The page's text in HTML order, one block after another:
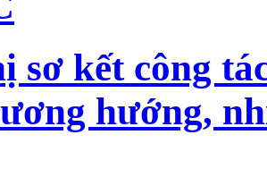
sơ kết công
hướng,